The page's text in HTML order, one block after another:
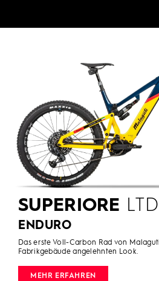
SUPERIORE
ENDURO
Das erste Voll-Carbon Rad von
Fabrikgebäude angelehnten Look.
MEHR ERFAHREN